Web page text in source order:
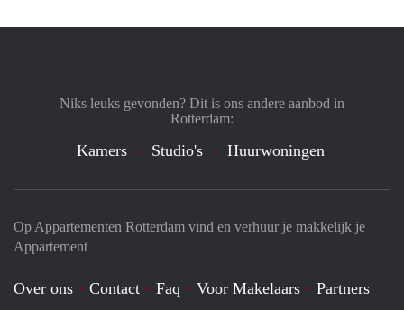
Op Appartementen Rotterdam vind en verhuur je makkelijk je
Appartement
Over ons Contact Faq Voor Makelaars Partners
Niks leuks gevonden? Dit is ons andere aanbod in
Rotterdam:
Kamers Studio's Huurwoningen